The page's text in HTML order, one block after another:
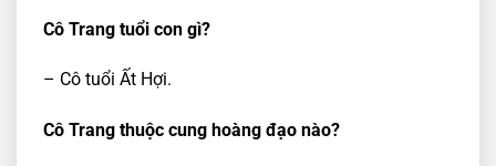
Cô Trang tuổi con gì?
– Cô tuổi Ất Hợi.
Cô Trang thuộc cung hoàng đạo nào?